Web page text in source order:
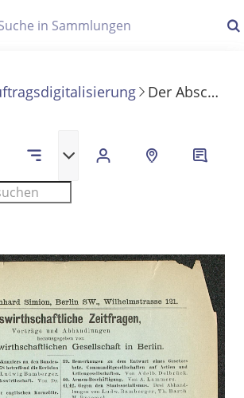
besteht aus Ihrer letzten Suche, samt
Der Abschluss der deutschen Münzreform